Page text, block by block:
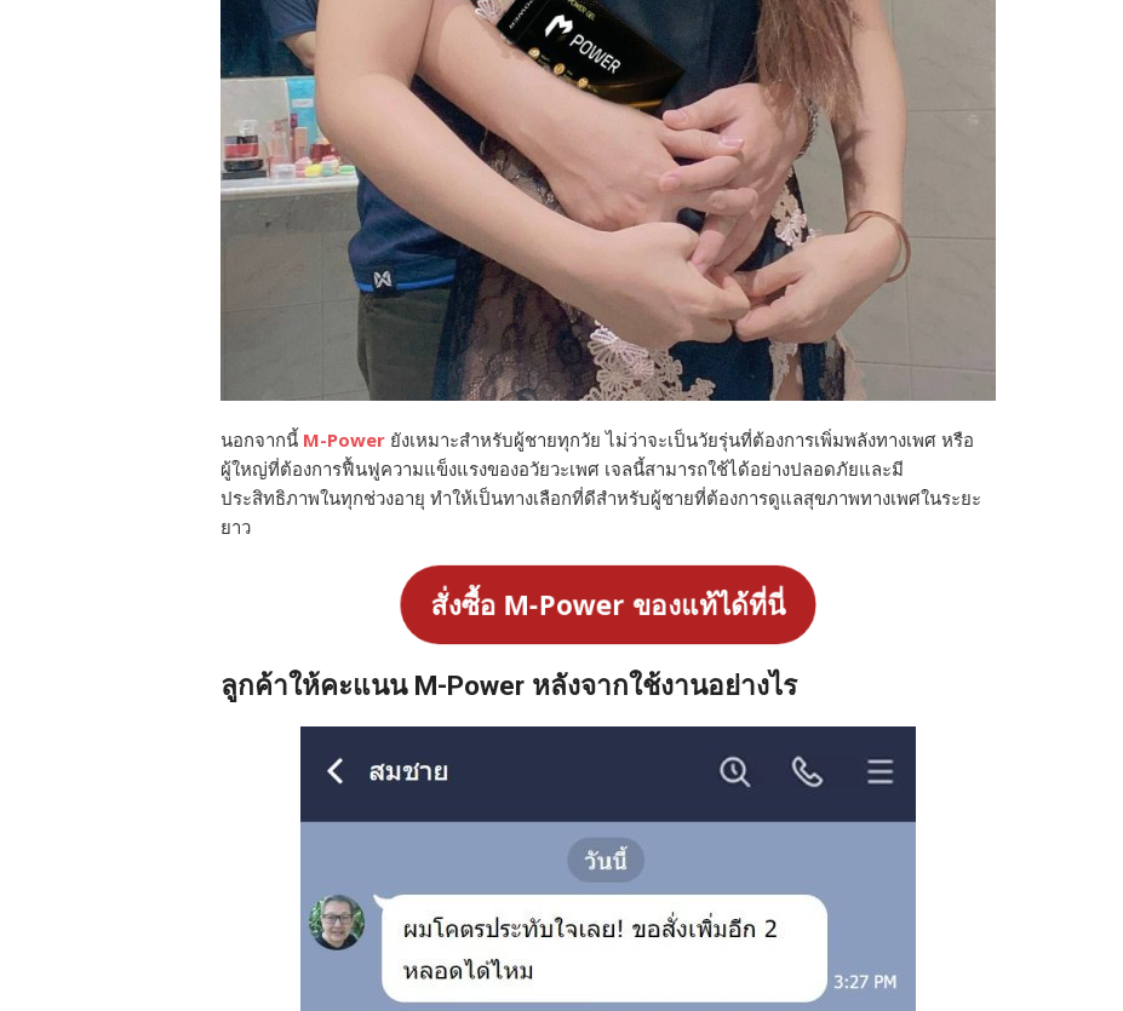
นอกจากนี้ M-Power ยังเหมาะสำหรับผู้ชายทุกวัย ไม่ว่าจะเป็นวัยรุ่นที่ต้องการเพิ่มพลังทางเพศ หรือ
ผู้ใหญ่ที่ต้องการฟื้นฟูความแข็งแรงของอวัยวะเพศ เจลนี้สามารถใช้ได้อย่างปลอดภัยและมี
ประสิทธิภาพในทุกช่วงอายุ ทำให้เป็นทางเลือกที่ดีสำหรับผู้ชายที่ต้องการดูแลสุขภาพทางเพศในระยะ
ยาว
สั่งซื้อ M-Power ของแท้ได้ที่นี่
ลูกค้าให้คะแนน M-Power หลังจากใช้งานอย่างไร